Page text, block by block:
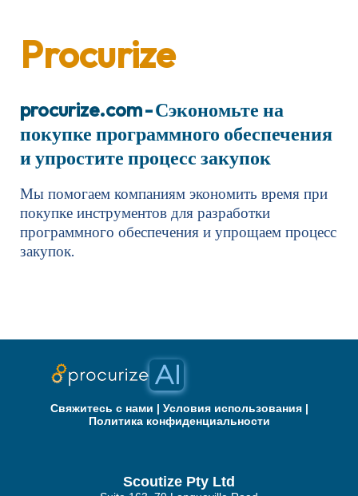
Procurize
procurize.com- Сэкономьте на
покупке программного обеспечения
и упростите процесс закупок
Мы помогаем компаниям экономить время при
покупке инструментов для разработки
программного обеспечения и упрощаем процесс
закупок.
Свяжитесь с нами | Условия использования|
Политика конфиденциальности
Scoutize Pty Ltd